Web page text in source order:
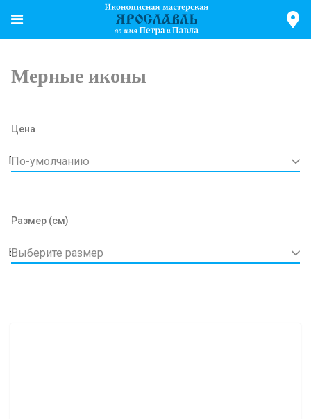
Мерные иконы
Цена
По-умолчанию
Размер (см)
Выберите размер